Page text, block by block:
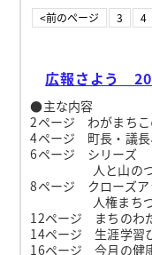
<前のページ 3 4
広報さよう
●主な内容
2ページ わがまち
4ページ 町長・議長
6ページ シリーズ
人と山のつな
8ページ クローズア
人権まちづく
12ページ まちのわ
14ページ 生涯学習
16ページ 今月の健